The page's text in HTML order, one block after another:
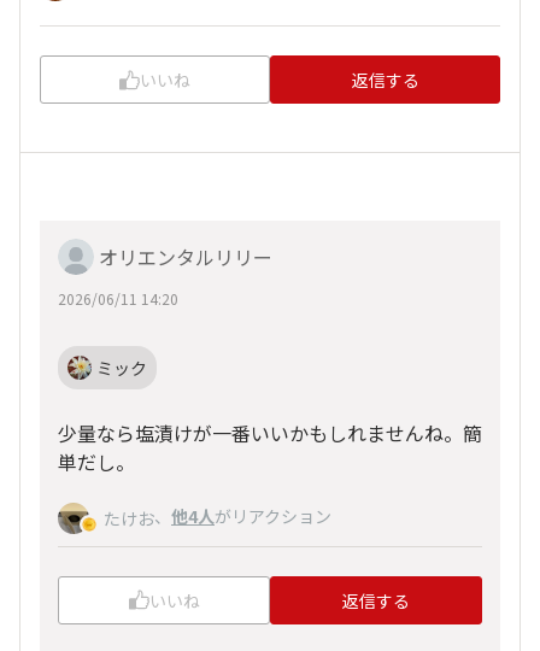
いいね 返信する
オリエンタルリリー
2026/06/11 14:20
ミック
少量なら塩漬けが一番いいかもしれませんね。簡
単だし。
たけお、 他4人がリアクション
いいね 返信する